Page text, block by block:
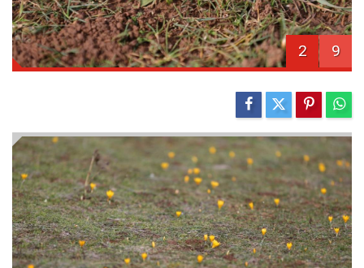
2 9